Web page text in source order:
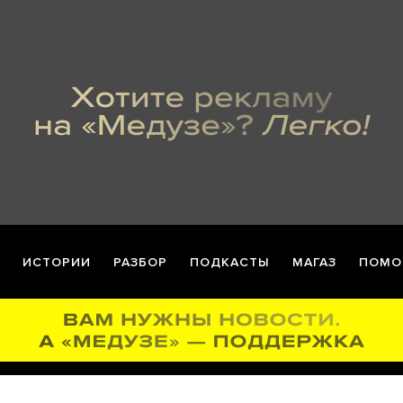
ИСТОРИИ РАЗБОР ПОДКАСТЫ МАГАЗ